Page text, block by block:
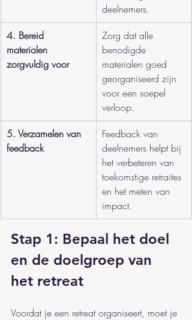
deelnemers.
4. Bereid
materialen
zorgvuldig voor
Zorg dat alle
benodigde
materialen goed
georganiseerd zijn
voor een soepel
verloop.
5. Verzamelen van
feedback
Feedback van
deelnemers helpt bij
het verbeteren van
toekomstige retraites
en het meten van
impact.
Stap 1: Bepaal het doel
en de doelgroep van
het retreat
Voordat je een retreat organiseert, moet je